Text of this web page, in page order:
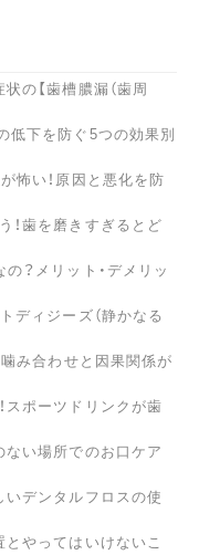
の【歯槽膿漏（歯周
低下を防ぐ5つの効果別
怖い！原因と悪化を防
！歯を磨きすぎるとど
？メリット・デメリッ
ディジーズ（静かなる
噛み合わせと因果関係が
スポーツドリンクが歯
ない場所でのお口ケア
いデンタルフロスの使
やってはいけないこ